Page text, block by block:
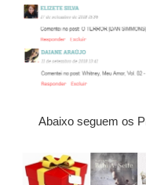
Abaixo seguem os